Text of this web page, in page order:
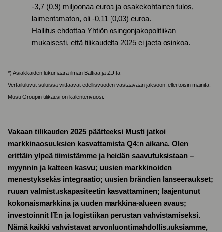
-3,7 (0,9) miljoonaa euroa ja osakekohtainen tulos,
laimentamaton, oli -0,11 (0,03) euroa.
Hallitus ehdottaa Yhtiön osingonjakopolitiikan
mukaisesti, että tilikaudelta 2025 ei jaeta osinkoa.
*) Asiakkaiden lukumäärä ilman Baltiaa ja ZU:ta
Vertailuluvut suluissa viittaavat edellisvuoden vastaavaan jaksoon, ellei toisin mainita.
Musti Groupin tilikausi on kalenterivuosi.
Vakaan tilikauden 2025 päätteeksi Musti jatkoi
markkinaosuuksien kasvattamista Q4:n aikana. Olen
erittäin ylpeä tiimistämme ja heidän saavutuksistaan –
myynnin ja katteen kasvu; uusien markkinoiden
menestyksekäs integraatio; uusien brändien lanseeraukset;
ruuan valmistuskapasiteetin kasvattaminen; laajentunut
kokonaismarkkina ja uuden markkina-alueen avaus;
investoinnit IT:n ja logistiikan perustan vahvistamiseksi.
Nämä kaikki vahvistavat arvonluontimahdollisuuksiamme,